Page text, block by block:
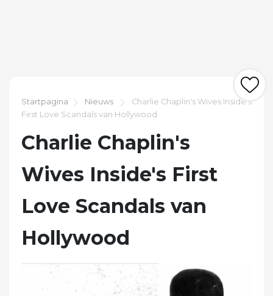
Startpagina Nieuws
Charlie Chaplin's Wives Inside's
First Love Scandals van Hollywood
Charlie Chaplin's
Wives Inside's First
Love Scandals van
Hollywood